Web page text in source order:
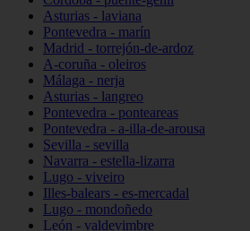
Asturias - laviana
Pontevedra - marín
Madrid - torrejón-de-ardoz
A-coruña - oleiros
Málaga - nerja
Asturias - langreo
Pontevedra - ponteareas
Pontevedra - a-illa-de-arousa
Sevilla - sevilla
Navarra - estella-lizarra
Lugo - viveiro
Illes-balears - es-mercadal
Lugo - mondoñedo
León - valdevimbre